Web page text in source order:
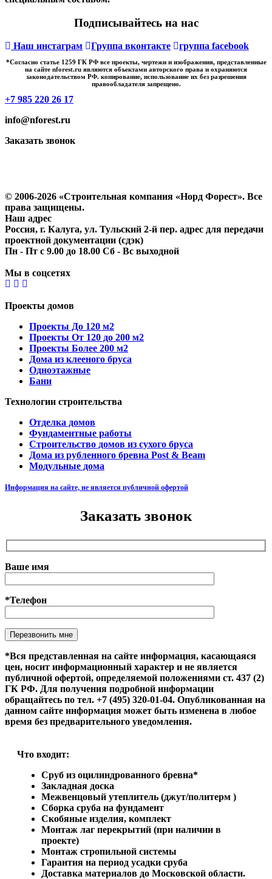
Подписывайтесь на нас
Наш инстаграм Группа вконтакте группа facebook
*Cогласно статье 1259 ГК РФ все проекты, чертежи и изображения, представленные
на сайте nforest.ru являются объектами авторского права и охраняются
законодательством РФ. копирование, использование их без разрешения
правообладателя запрещено.
+7 985 220 26 17
info@nforest.ru
Заказать звонок
© 2006-2026 «Строительная компания «Норд Форест». Все
права защищены.
Наш адрес
Россия, г. Калуга, ул. Тульский 2-й пер. адрес для передачи
проектной документации (сдэк)
Пн - Пт с 9.00 до 18.00 Сб - Вс выходной
Мы в соцсетях
Проекты домов
Проекты До 120 м2
Проекты От 120 до 200 м2
Проекты Более 200 м2
Дома из клееного бруса
Одноэтажные
Бани
Технологии строительства
Отделка домов
Фундаментные работы
Строительство домов из сухого бруса
Дома из рубленного бревна Post & Beam
Модульные дома
Информация на сайте, не является публичной офертой
Заказать звонок
Ваше имя
*Телефон
Оставьте это поле пустым.
*Вся представленная на сайте информация, касающаяся
цен, носит информационный характер и не является
публичной офертой, определяемой положениями ст. 437 (2)
ГК РФ. Для получения подробной информации
обращайтесь по тел. +7 (495) 320-01-04. Опубликованная на
данном сайте информация может быть изменена в любое
время без предварительного уведомления.
Что входит:
Сруб из оцилиндрованного бревна*
Закладная доска
Межвенцовый утеплитель (джут/политерм )
Сборка сруба на фундамент
Скобяные изделия, комплект
Монтаж лаг перекрытий (при наличии в
проекте)
Монтаж стропильной системы
Гарантия на период усадки сруба
Доставка материалов до Московской области.